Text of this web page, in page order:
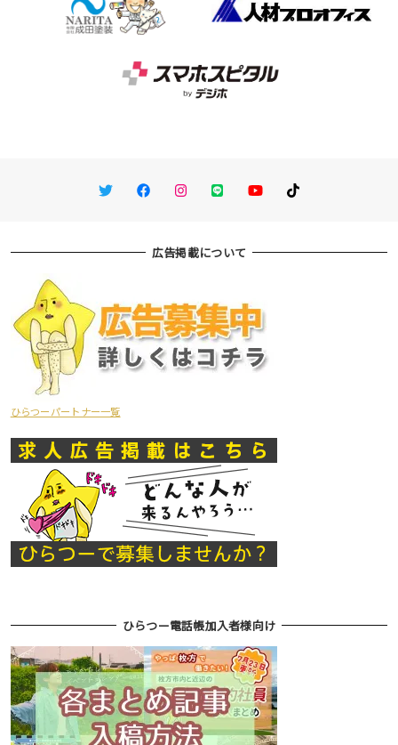
TwitterFacebookInstagram
LINE You TubeTikTok
広告掲載について
ひらつーパートナー一覧
ひらつー電話帳加入者様向け